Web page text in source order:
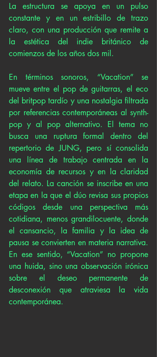
La estructura se apoya en un pulso
constante y en un estribillo de trazo
claro, con una producción que remite a
la estética del indie británico de
comienzos de los años dos mil.
En términos sonoros, “Vacation” se
mueve entre el pop de guitarras, el eco
del britpop tardío y una nostalgia filtrada
por referencias contemporáneas al synth-
pop y al pop alternativo. El tema no
busca una ruptura formal dentro del
repertorio de JUNG, pero sí consolida
una línea de trabajo centrada en la
economía de recursos y en la claridad
del relato. La canción se inscribe en una
etapa en la que el dúo revisa sus propios
códigos desde una perspectiva más
cotidiana, menos grandilocuente, donde
el cansancio, la familia y la idea de
pausa se convierten en materia narrativa.
En ese sentido, “Vacation” no propone
una huida, sino una observación irónica
sobre el deseo permanente de
desconexión que atraviesa la vida
contemporánea.